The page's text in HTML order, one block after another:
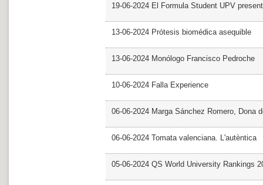
19-06-2024 El Formula Student UPV
13-06-2024 Prótesis biomédica asequible
13-06-2024 Monólogo Francisco Pedroche
10-06-2024 Falla Experience
06-06-2024 Marga Sánchez Romero, Dona
06-06-2024 Tomata valenciana. L'autèntica
05-06-2024 QS World University Rankings